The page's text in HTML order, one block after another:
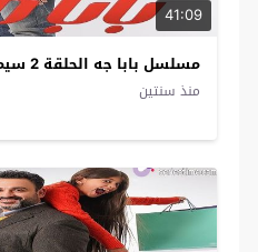
41:09
مسلسل بابا جه الحلقة 2 سيما كلوب
منذ سنتين